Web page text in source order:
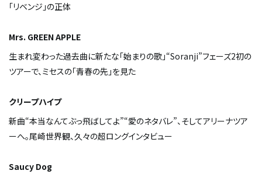
「リベンジ」の正体
Mrs. GREEN APPLE
生まれ変わった過去曲に新たな「始まりの歌」“Soranji”――フェーズ2初の
ツアーで、ミセスの「青春の先」を見た
クリープハイプ
新曲“本当なんてぶっ飛ばしてよ”“愛のネタバレ”、そしてアリーナツア
ーへ。尾崎世界観、久々の超ロングインタビュー
Saucy Dog